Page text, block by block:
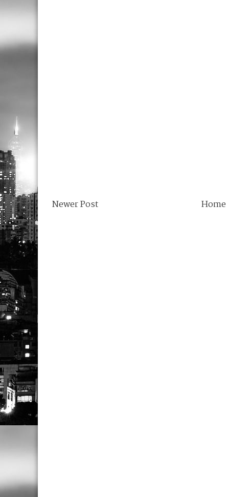
Newer Post Home